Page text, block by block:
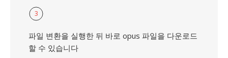
3
파일 변환을 실행한 뒤 바로 opus 파일을 다운로드
할 수 있습니다